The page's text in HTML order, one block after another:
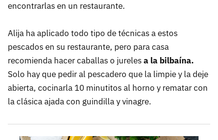
encontrarlas en un restaurante.
Alija ha aplicado todo tipo de técnicas a estos
pescados en su restaurante, pero para casa
recomienda hacer caballas o jurelesa la bilbaína.
Solo hay que pedir al pescadero que la limpie y la deje
abierta, cocinarla 10 minutitos al horno y rematar con
la clásica ajada con guindilla y vinagre.